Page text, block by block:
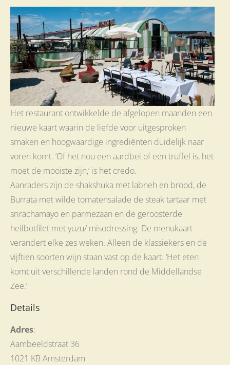
Het restaurant ontwikkelde de afgelopen maanden een
nieuwe kaart waarin de liefde voor uitgesproken
smaken en hoogwaardige ingrediënten duidelijk naar
voren komt. ‘Of het nou een aardbei of een truffel is, het
moet de mooiste zijn,’ is het credo.
Aanraders zijn de shakshuka met labneh en brood, de
Burrata met wilde tomatensalade de steak tartaar met
srirachamayo en parmezaan en de geroosterde
heilbotfilet met yuzu/ misodressing. De menukaart
verandert elke zes weken. Alleen de klassiekers en de
vijftien soorten wijn staan vast op de kaart. ‘Het eten
komt uit verschillende landen rond de Middellandse
Zee.’
Details
Adres:
Aambeeldstraat 36
1021 KB Amsterdam